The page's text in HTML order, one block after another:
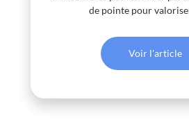
de pointe pour
Voir l'article